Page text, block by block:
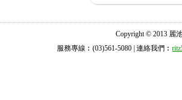
Copyright © 2013 麗
服務專線︰(03)561-5080 | 連絡我們︰